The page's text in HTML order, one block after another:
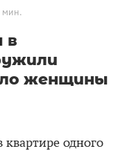
мин.
в
женщины
одного